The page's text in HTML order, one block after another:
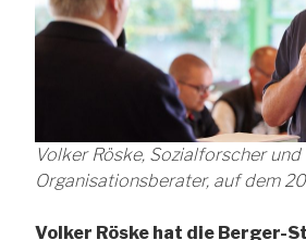
Volker Röske, Sozialforscher und
Organisationsberater, auf dem
Volker Röske hat die Berger-